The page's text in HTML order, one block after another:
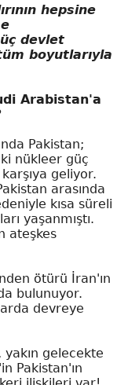
hepsine
devlet
boyutlarıyla
Arabistan'a
Pakistan;
nükleer güç
geliyor.
arasında
kısa süreli
yaşanmıştı.
ateşkes
ötürü İran'ın
bulunuyor.
devreye
gelecekte
Pakistan'ın